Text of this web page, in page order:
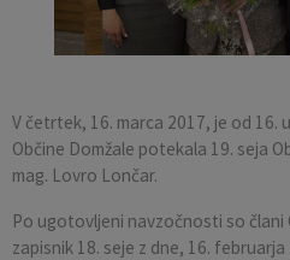
V četrtek, 16. marca 2017, je od 16.
Občine Domžale potekala 19. seja
mag. Lovro Lončar.
Po ugotovljeni navzočnosti so člani
zapisnik 18. seje z dne, 16.
Pobratene občine
Občina Moravče
Občinska volilna komisija
Državni organi
Svet za preventivo in vzgojo v
Mladi
Zapuščene živali
Oskrba s plinom
Srednja šola Domžale
Urejanje javnih površin
Pomembni kontakti
Glasilo Slamnik
Občinski predpisi